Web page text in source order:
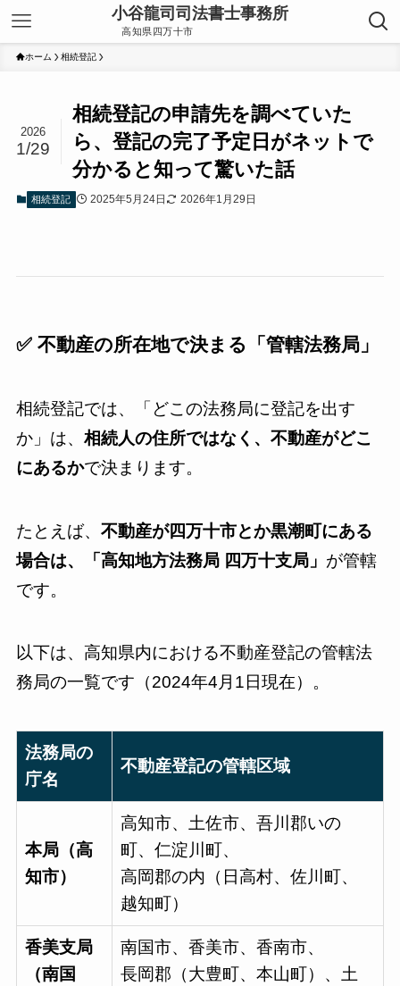
ホーム 相続登記
相続登記の申請先を調べていた
ら、登記の完了予定日がネットで
分かると知って驚いた話
2026
1/29
相続登記 2025年5月24日 2026年1月29日
✅ 不動産の所在地で決まる「管轄法務局」
相続登記では、「どこの法務局に登記を出す
か」は、 相続人の住所ではなく、不動産がどこ
にあるかで決まります。
たとえば、 不動産が四万十市とか黒潮町にある
場合は、「高知地方法務局 四万十支局」 が管轄
です。
以下は、高知県内における不動産登記の管轄法
務局の一覧です（2024年4月1日現在）。
法務局の
庁名
不動産登記の管轄区域
本局（高
知市）
高知市、土佐市、吾川郡いの
町、仁淀川町、
高岡郡の内（日高村、佐川町、
越知町）
香美支局
（南国
南国市、香美市、香南市、
長岡郡（大豊町、本山町）、土